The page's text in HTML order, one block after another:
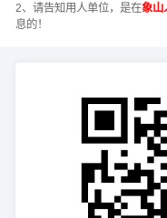
2、请告知用人单位，是在象山
息的！